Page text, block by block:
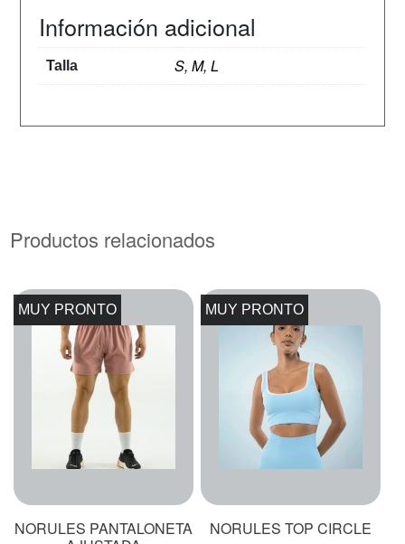
Información adicional
Talla S, M, L
Productos relacionados
MUY PRONTO
NORULES PANTALONETA
MUY PRONTO
NORULES TOP CIRCLE